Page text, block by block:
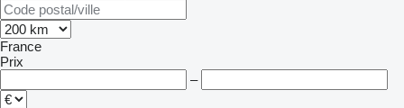
France
Prix
–